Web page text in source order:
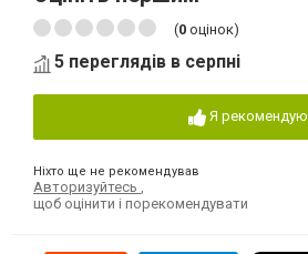
(0 оцінок)
5 переглядів в серпні
Я рекомендую
Ніхто ще не рекомендував
Авторизуйтесь
щоб оцінити і порекомендувати